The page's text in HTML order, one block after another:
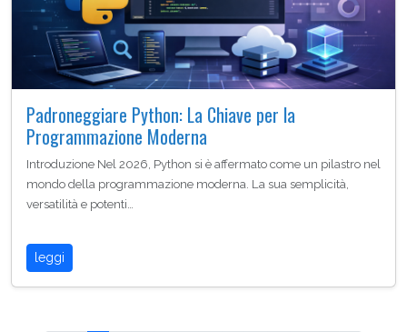
Padroneggiare Python: La Chiave per la
Programmazione Moderna
Introduzione Nel 2026, Python si è affermato come un pilastro nel
mondo della programmazione moderna. La sua semplicità,
versatilità e potenti…
leggi